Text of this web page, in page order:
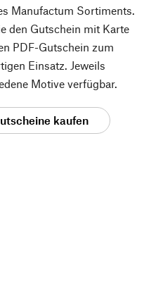
Manufactum Sortiments.
den Gutschein mit Karte
PDF-Gutschein zum
Einsatz. Jeweils
Motive verfügbar.
kaufen